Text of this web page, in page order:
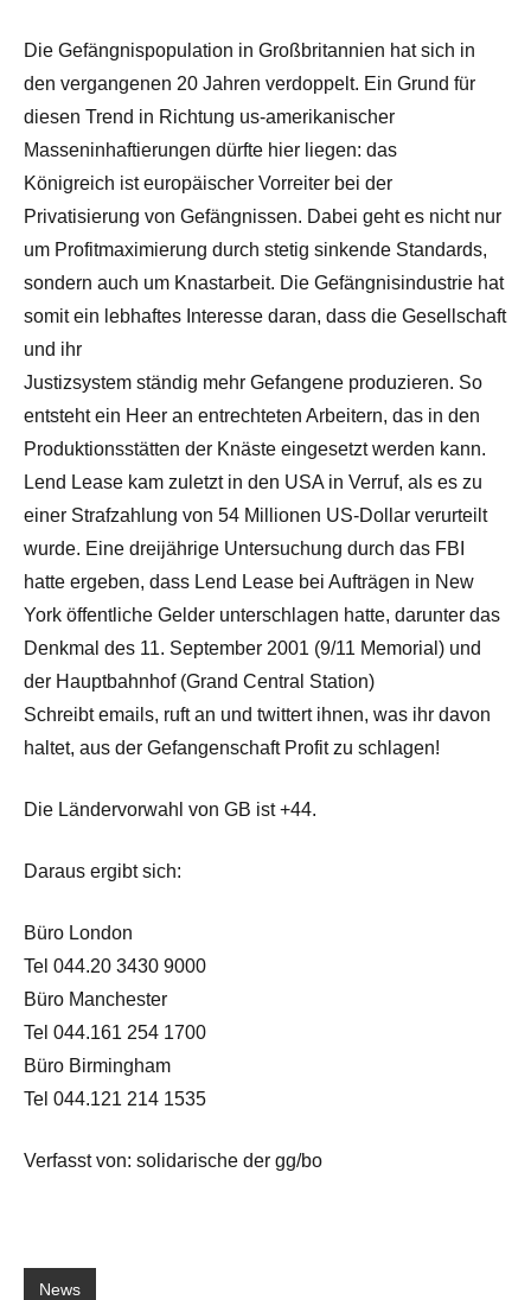
Die Gefängnispopulation in Großbritannien hat sich in
den vergangenen 20 Jahren verdoppelt. Ein Grund für
diesen Trend in Richtung us-amerikanischer
Masseninhaftierungen dürfte hier liegen: das
Königreich ist europäischer Vorreiter bei der
Privatisierung von Gefängnissen. Dabei geht es nicht nur
um Profitmaximierung durch stetig sinkende Standards,
sondern auch um Knastarbeit. Die Gefängnisindustrie hat
somit ein lebhaftes Interesse daran, dass die Gesellschaft
und ihr
Justizsystem ständig mehr Gefangene produzieren. So
entsteht ein Heer an entrechteten Arbeitern, das in den
Produktionsstätten der Knäste eingesetzt werden kann.
Lend Lease kam zuletzt in den USA in Verruf, als es zu
einer Strafzahlung von 54 Millionen US-Dollar verurteilt
wurde. Eine dreijährige Untersuchung durch das FBI
hatte ergeben, dass Lend Lease bei Aufträgen in New
York öffentliche Gelder unterschlagen hatte, darunter das
Denkmal des 11. September 2001 (9/11 Memorial) und
der Hauptbahnhof (Grand Central Station)
Schreibt emails, ruft an und twittert ihnen, was ihr davon
haltet, aus der Gefangenschaft Profit zu schlagen!
Die Ländervorwahl von GB ist +44.
Daraus ergibt sich:
Büro London
Tel 044.20 3430 9000
Büro Manchester
Tel 044.161 254 1700
Büro Birmingham
Tel 044.121 214 1535
Verfasst von: solidarische der gg/bo
News